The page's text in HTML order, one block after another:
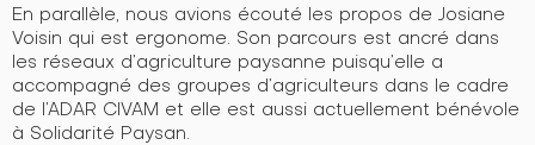
En parallèle, nous avions écouté les propos de Josiane
Voisin qui est ergonome. Son parcours est ancré dans
les réseaux d’agriculture paysanne puisqu’elle a
accompagné des groupes d’agriculteurs dans le cadre
de l’ADAR CIVAM et elle est aussi actuellement bénévole
à Solidarité Paysan.